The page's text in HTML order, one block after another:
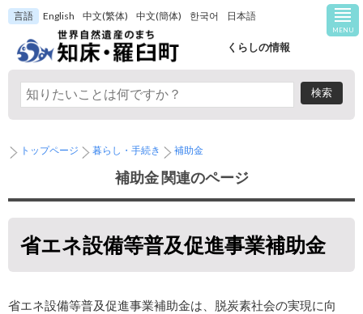
言語 English 中文(繁体) 中文(簡体) 한국어 日本語
くらしの情報
トップページ 暮らし・手続き 補助金
補助金 関連のページ
省エネ設備等普及促進事業補助金
省エネ設備等普及促進事業補助金は、脱炭素社会の実現に向
MENU